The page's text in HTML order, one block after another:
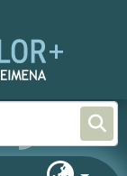
Γλώσσες -